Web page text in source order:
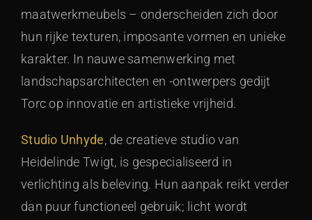
maatwerkmeubels – onderscheiden zich door
hun rijke texturen, imposante vormen en unieke
karakter. In nauwe samenwerking met
landschapsarchitecten en -ontwerpers gedijt
Torc op innovatie en artistieke vrijheid.
Studio Unhyde, de creatieve studio van
Heidelinde Twigt, is gespecialiseerd in
verlichting als beleving. Hun aanpak reikt verder
dan puur functioneel gebruik; licht wordt